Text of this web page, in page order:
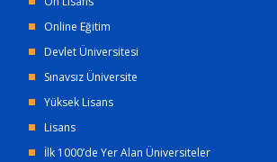
Online Eğitim
Devlet Üniversitesi
Sınavsız Üniversite
Yüksek Lisans
Lisans
İlk 1000’de Yer Alan Üniversiteler